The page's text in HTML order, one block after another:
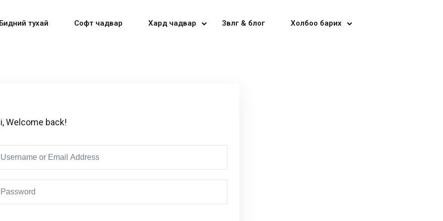
тухай Софт чадвар Хард чадвар Зөвлөгөө & блог Холбоо барих
Welcome back!
Don’t have an account?Sign up